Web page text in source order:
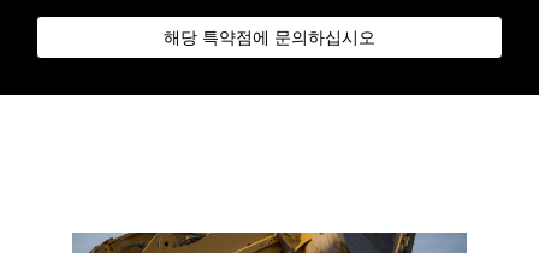
해당 특약점에 문의하십시오